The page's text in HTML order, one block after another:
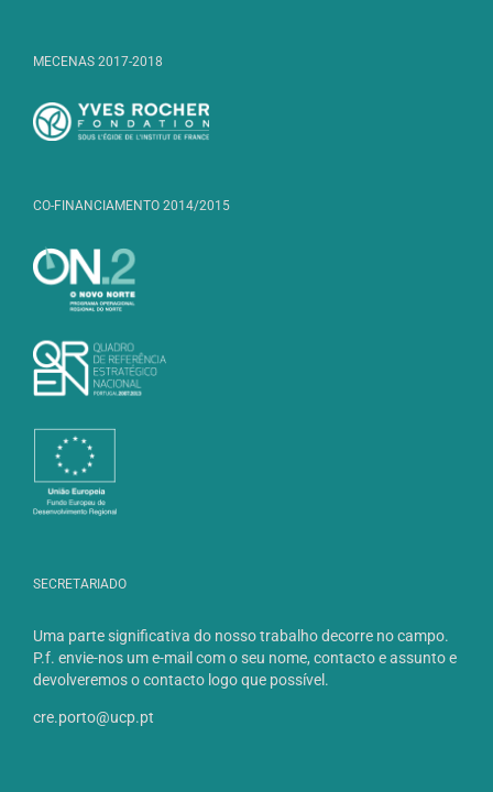
MECENAS 2017-2018
CO-FINANCIAMENTO 2014/2015
SECRETARIADO
Uma parte significativa do nosso trabalho decorre no campo.
P.f. envie-nos um e-mail com o seu nome, contacto e assunto e
devolveremos o contacto logo que possível.
cre.porto@ucp.pt